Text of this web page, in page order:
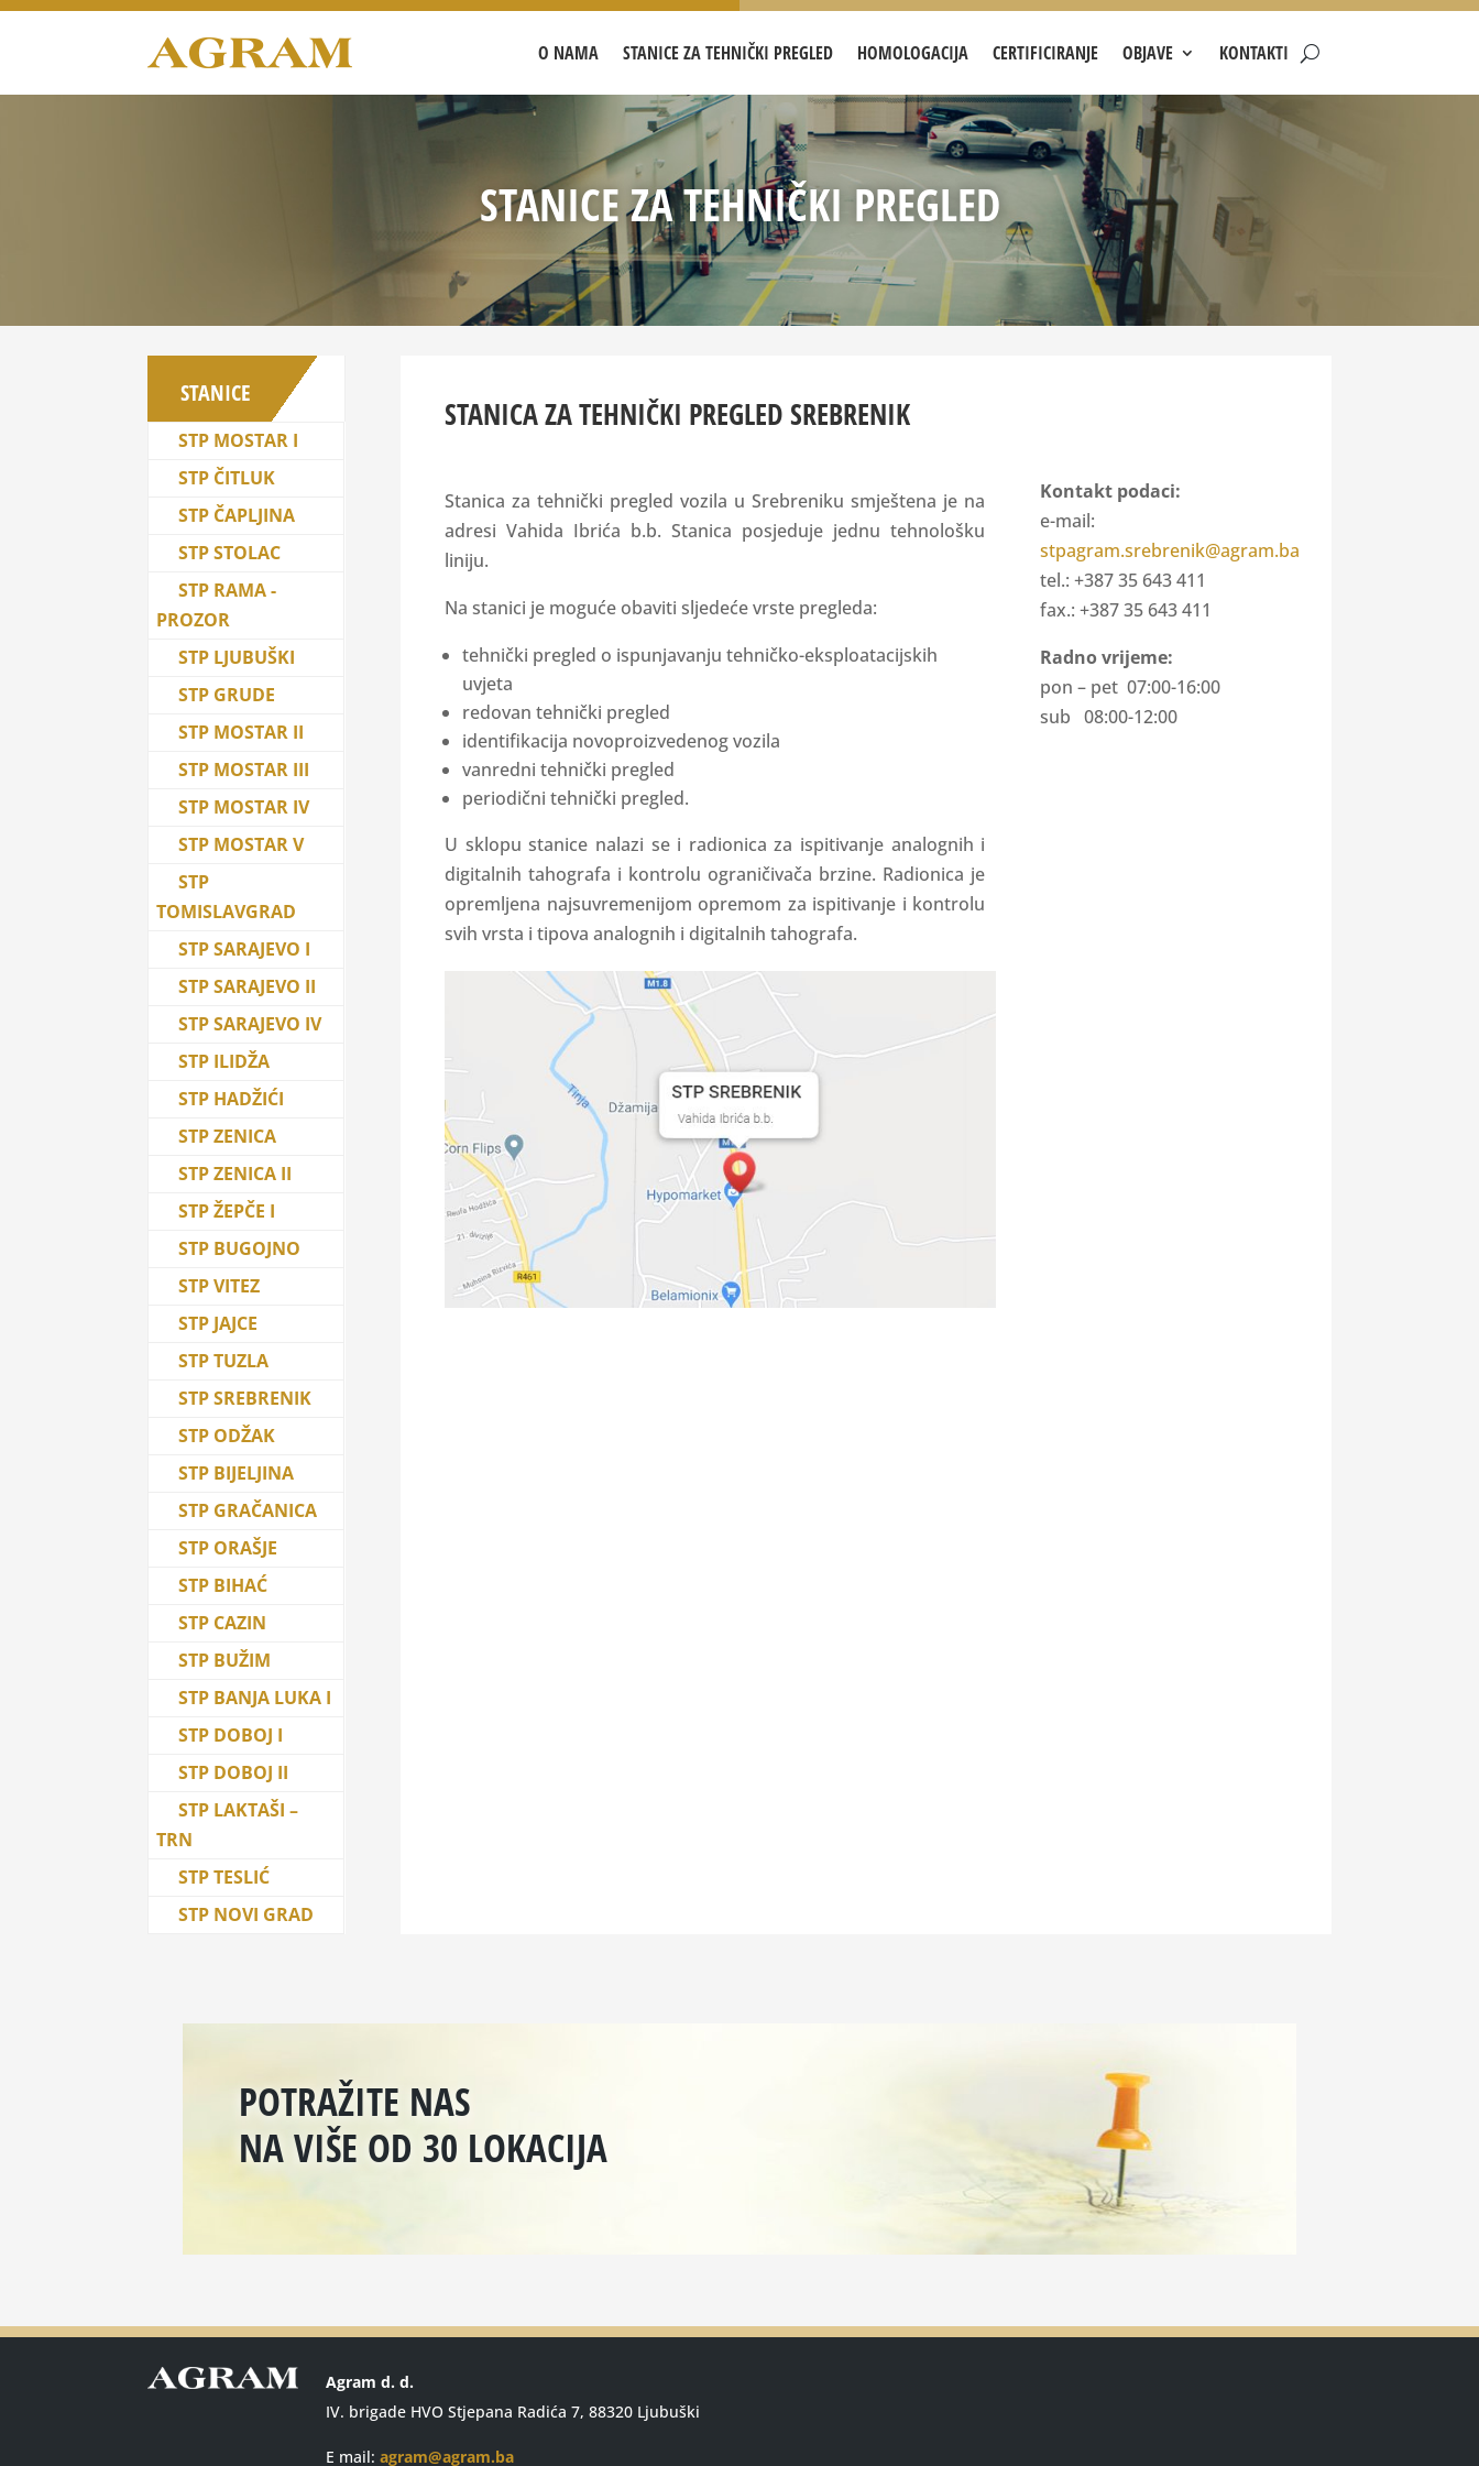
O NAMA STANICE ZA TEHNIČKI PREGLED HOMOLOGACIJA CERTIFICIRANJE OBJAVE KONTAKTI
STANICE ZA TEHNIČKI PREGLED
STANICE
STP MOSTAR I
STP ČITLUK
STP ČAPLJINA
STP STOLAC
STP RAMA -
PROZOR
STP LJUBUŠKI
STP GRUDE
STP MOSTAR II
STP MOSTAR III
STP MOSTAR IV
STP MOSTAR V
STP
TOMISLAVGRAD
STP SARAJEVO I
STP SARAJEVO II
STP SARAJEVO IV
STP ILIDŽA
STP HADŽIĆI
STP ZENICA
STP ZENICA II
STP ŽEPČE I
STP BUGOJNO
STP VITEZ
STP JAJCE
STP TUZLA
STP SREBRENIK
STP ODŽAK
STP BIJELJINA
STP GRAČANICA
STP ORAŠJE
STP BIHAĆ
STP CAZIN
STP BUŽIM
STP BANJA LUKA I
STP DOBOJ I
STP DOBOJ II
STP LAKTAŠI –
TRN
STP TESLIĆ
STP NOVI GRAD
STANICA ZA TEHNIČKI PREGLED SREBRENIK
Stanica za tehnički pregled vozila u Srebreniku smještena je na
adresi Vahida Ibrića b.b. Stanica posjeduje jednu tehnološku
liniju.
Na stanici je moguće obaviti sljedeće vrste pregleda:
tehnički pregled o ispunjavanju tehničko-eksploatacijskih
uvjeta
redovan tehnički pregled
identifikacija novoproizvedenog vozila
vanredni tehnički pregled
periodični tehnički pregled.
U sklopu stanice nalazi se i radionica za ispitivanje analognih i
digitalnih tahografa i kontrolu ograničivača brzine. Radionica je
opremljena najsuvremenijom opremom za ispitivanje i kontrolu
svih vrsta i tipova analognih i digitalnih tahografa.
Kontakt podaci:
e-mail:
stpagram.srebrenik@agram.ba
tel.: +387 35 643 411
fax.: +387 35 643 411
Radno vrijeme:
pon – pet 07:00-16:00
sub 08:00-12:00
POTRAŽITE NAS
NA VIŠE OD 30 LOKACIJA
Agram d. d.
IV. brigade HVO Stjepana Radića 7, 88320 Ljubuški
E mail: agram@agram.ba